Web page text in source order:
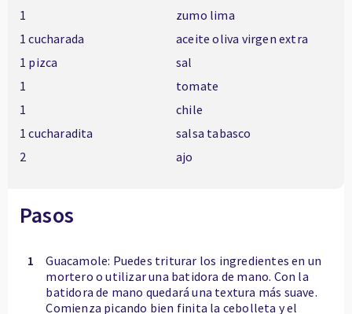
1
zumo lima
1 cucharada
aceite oliva virgen extra
1 pizca
sal
1
tomate
1
chile
1 cucharadita
salsa tabasco
2
ajo
Pasos
1
Guacamole: Puedes triturar los ingredientes en un
mortero o utilizar una batidora de mano. Con la
batidora de mano quedará una textura más suave.
Comienza picando bien finita la cebolleta y el